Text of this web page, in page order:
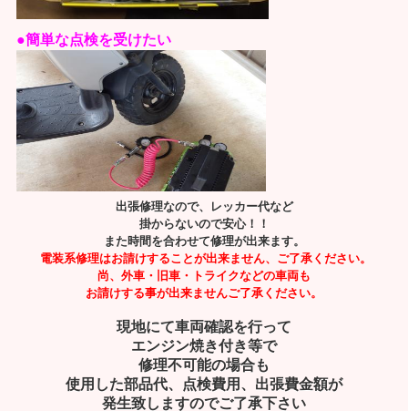
●簡単な点検を受けたい
出張修理なので、レッカー代など
掛からないので安心！！
また時間を合わせて修理が出来ます。
電装系修理はお請けすることが出来ません、ご了承ください。
尚、外車・旧車・トライクなどの車両も
お請けする事が出来ませんご了承ください。
現地にて車両確認を行って
エンジン焼き付き等で
修理不可能の場合も
使用した部品代、点検費用、出張費金額が
発生致しますのでご了承下さい